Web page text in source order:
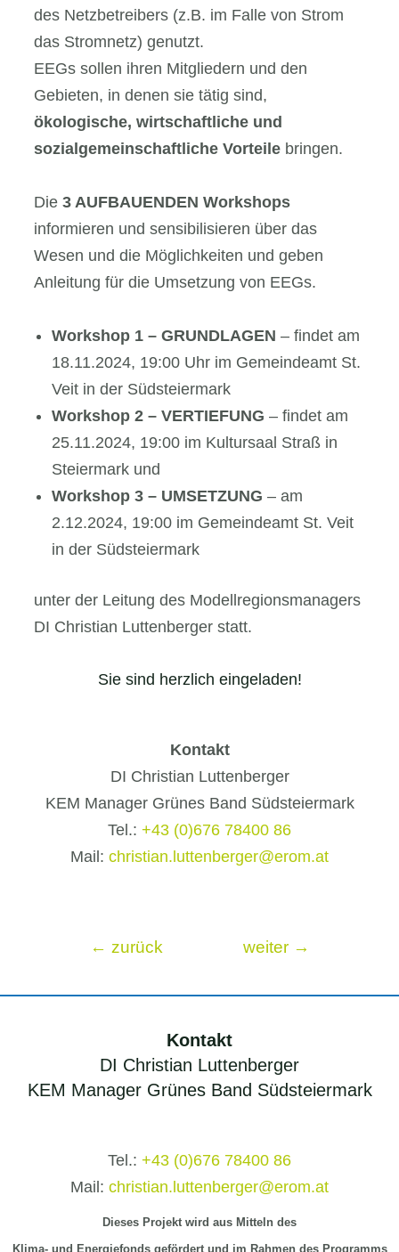
des Netzbetreibers (z.B. im Falle von Strom
das Stromnetz) genutzt.
EEGs sollen ihren Mitgliedern und den
Gebieten, in denen sie tätig sind,
ökologische, wirtschaftliche und
sozialgemeinschaftliche Vorteilebringen.
Die 3 AUFBAUENDEN Workshops
informieren und sensibilisieren über das
Wesen und die Möglichkeiten und geben
Anleitung für die Umsetzung von EEGs.
Workshop 1 – GRUNDLAGEN – findet am
18.11.2024, 19:00 Uhr im Gemeindeamt St.
Veit in der Südsteiermark
Workshop 2 – VERTIEFUNG – findet am
25.11.2024, 19:00 im Kultursaal Straß in
Steiermark und
Workshop 3 – UMSETZUNG – am
2.12.2024, 19:00 im Gemeindeamt St. Veit
in der Südsteiermark
unter der Leitung des Modellregionsmanagers
DI Christian Luttenberger statt.
Sie sind herzlich eingeladen!
Kontakt
DI Christian Luttenberger
KEM Manager Grünes Band Südsteiermark
Tel.: +43 (0)676 78400 86
Mail: christian.luttenberger@erom.at
← zurück weiter →
Kontakt
DI Christian Luttenberger
KEM Manager Grünes Band Südsteiermark
Tel.: +43 (0)676 78400 86
Mail: christian.luttenberger@erom.at
Dieses Projekt wird aus Mitteln des
Klima- und Energiefonds gefördert und im Rahmen des Programms